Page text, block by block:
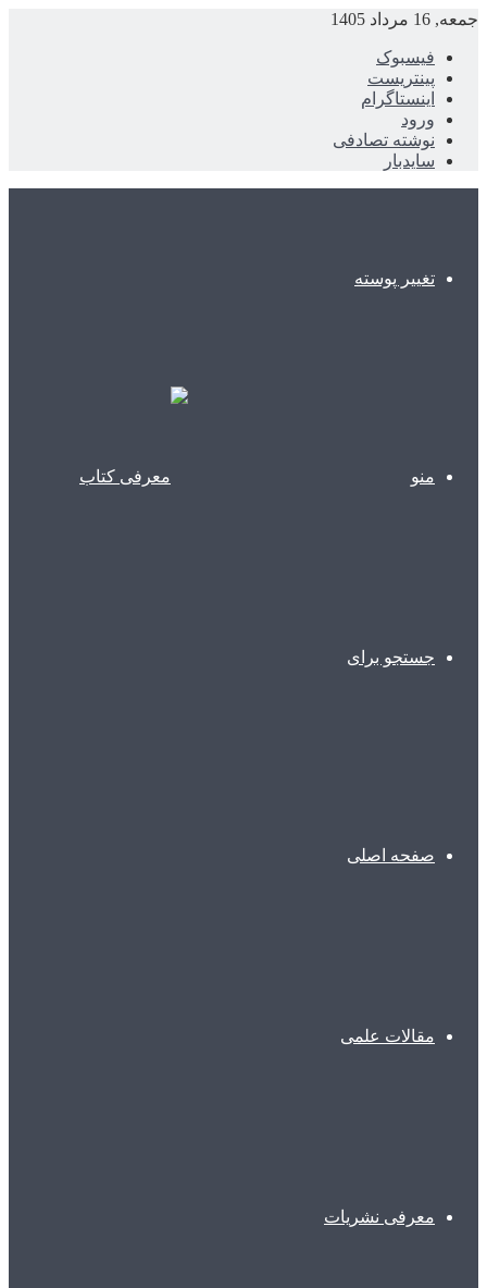
جمعه, 16 مرداد 1405
فیسبوک
پینتریست
اینستاگرام
ورود
نوشته تصادفی
سایدبار
تغییر پوسته
منو
جستجو برای
صفحه اصلی
مقالات علمی
معرفی نشریات